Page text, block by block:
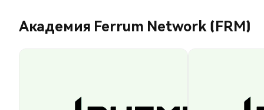
Академия Ferrum Network (FRM)